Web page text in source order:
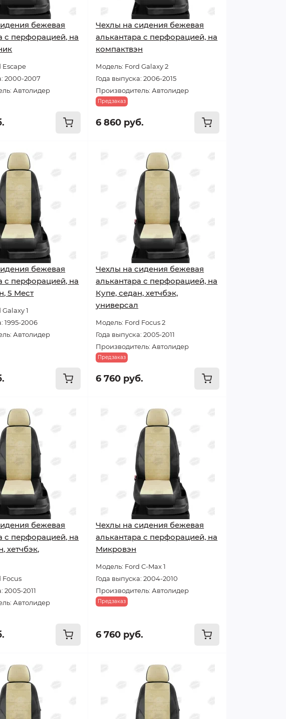
бежевая
с перфорацией, на
Escape
2000-2007
Автолидер
Чехлы на сидения бежевая
алькантара с перфорацией, на
компактвэн
Модель: Ford Galaxy 2
Года выпуска: 2006-2015
Производитель: Автолидер
Предзаказ
6 860 руб.
бежевая
с перфорацией, на
5 Мест
1
1995-2006
Автолидер
Чехлы на сидения бежевая
алькантара с перфорацией, на
Купе, седан, хетчбэк,
универсал
Модель: Ford Focus 2
Года выпуска: 2005-2011
Производитель: Автолидер
Предзаказ
6 760 руб.
бежевая
с перфорацией, на
хетчбэк,
Focus
2005-2011
Автолидер
Чехлы на сидения бежевая
алькантара с перфорацией, на
Микровэн
Модель: Ford C-Max 1
Года выпуска: 2004-2010
Производитель: Автолидер
Предзаказ
6 760 руб.